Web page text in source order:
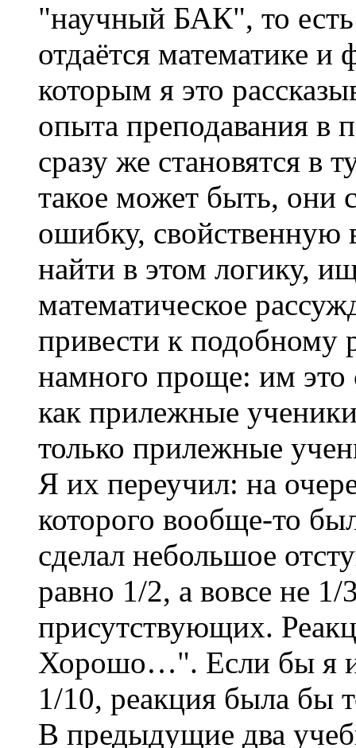
"научный БАК", то есть
отдаётся математике и
которым я это
опыта преподавания в
сразу же становятся в
такое может быть, они
ошибку, свойственную
найти в этом логику,
математическое
привести к подобному
намного проще: им
как прилежные
только прилежные
Я их переучил: на
которого вообще-то
сделал небольшое
равно 1/2, а вовсе не
присутствующих.
Хорошо…". Если бы я
1/10, реакция была бы
В предыдущие два